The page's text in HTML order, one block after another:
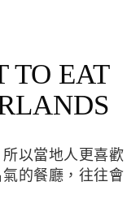
的餐廳，往往會